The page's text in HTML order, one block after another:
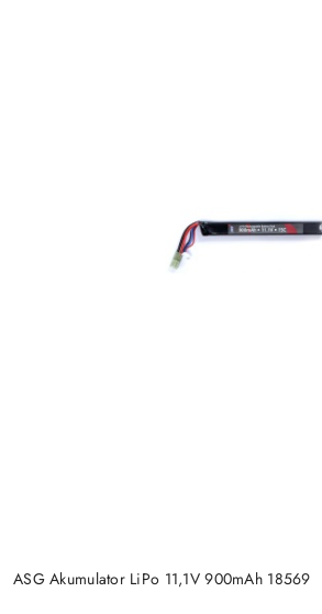
ASG Akumulator LiPo 11,1V 900mAh 18569